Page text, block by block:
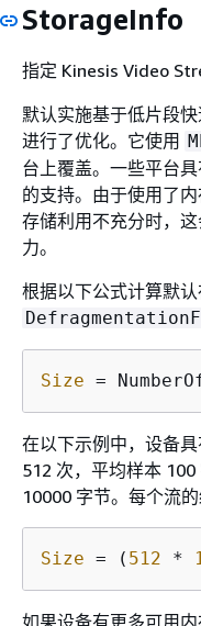
StorageInfo
指定 Kinesis Video
默认实施基于低片段
进行了优化。它使用
台上覆盖。一些平台
的支持。由于使用了
存储利用不充分时，
力。
根据以下公式计算默认
Size =
在以下示例中，设备
512 次，平均样本
10000 字节。每个流的
Size = ( 512 *
如果设备有更多可用